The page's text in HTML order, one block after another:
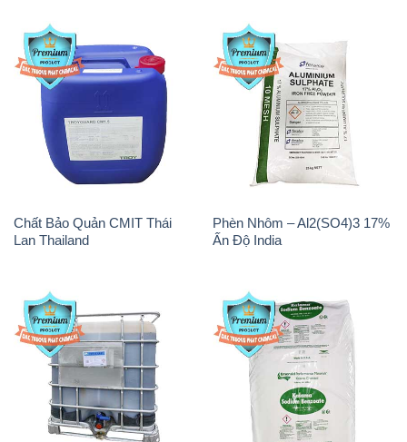
Chất Bảo Quản CMIT Thái
Lan Thailand
Phèn Nhôm – Al2(SO4)3 17%
Ấn Độ India